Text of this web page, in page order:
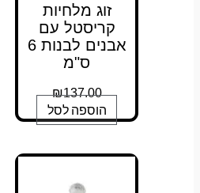
זוג מלחיות
קריסטל עם
אבנים לבנות 6
ס"מ
₪137.00
הוספה לסל